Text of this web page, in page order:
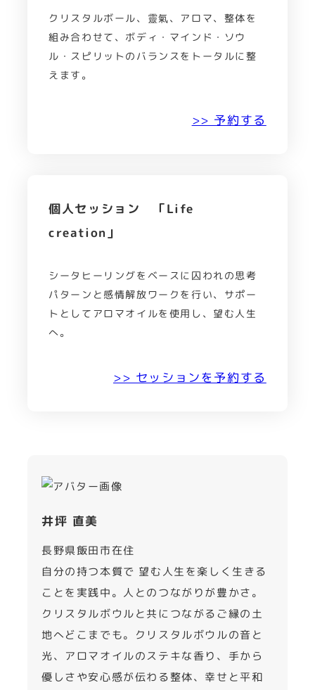
クリスタルボール、靈氣、アロマ、整体を
組み合わせて、ボディ・マインド・ソウ
ル・スピリットのバランスをトータルに整
えます。
>> 予約する
個人セッション 「Life
creation」
シータヒーリングをベースに囚われの思考
パターンと感情解放ワークを行い、サポー
トとしてアロマオイルを使用し、望む人生
へ。
>> セッションを予約する
井坪 直美
長野県飯田市在住
自分の持つ本質で 望む人生を楽しく生きる
ことを実践中。人とのつながりが豊かさ。
クリスタルボウルと共につながるご縁の土
地へどこまでも。クリスタルボウルの音と
光、アロマオイルのステキな香り、手から
優しさや安心感が伝わる整体、幸せと平和